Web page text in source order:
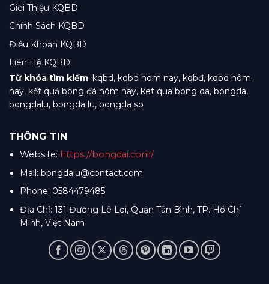
Giới Thiệu KQBD
Chính Sách KQBD
Điều Khoản KQBD
Liên Hệ KQBD
Từ khóa tìm kiếm: kqbd, kqbd hom nay, kqbđ, kqbd hôm
nay, kết quả bóng đá hôm nay, ket qua bong da, bongda,
bongdalu, bongda lu, bongda so
THÔNG TIN
Website: https://bongdai.com/
Mail:bongdalu@contact.com
Phone: 0584479485
Địa Chỉ: 131 Đường Lê Lợi, Quận Tân Bình, TP. Hồ Chí
Minh, Việt Nam